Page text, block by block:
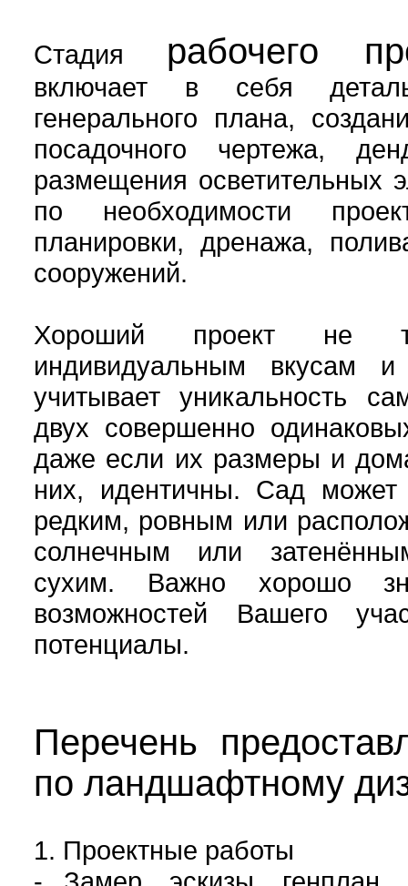
Стадия рабочего
включает в себя
генерального плана,
посадочного чертежа,
размещения осветительных
по необходимости
планировки, дренажа,
сооружений.
Хороший проект не
индивидуальным вкусам
учитывает уникальность
двух совершенно
даже если их размеры и
них, идентичны. Сад
редким, ровным или
солнечным или
сухим. Важно хорошо
возможностей Вашего
потенциалы.
Перечень
по ландшафтному
1. Проектные работы